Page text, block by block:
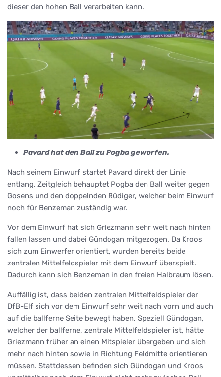
dieser den hohen Ball verarbeiten kann.
Pavard hat den Ball zu Pogba geworfen.
Nach seinem Einwurf startet Pavard direkt der Linie
entlang. Zeitgleich behauptet Pogba den Ball weiter gegen
Gosens und den doppelnden Rüdiger, welcher beim Einwurf
noch für Benzeman zuständig war.
Vor dem Einwurf hat sich Griezmann sehr weit nach hinten
fallen lassen und dabei Gündogan mitgezogen. Da Kroos
sich zum Einwerfer orientiert, wurden bereits beide
zentralen Mittelfeldspieler mit dem Einwurf überspielt.
Dadurch kann sich Benzeman in den freien Halbraum lösen.
Auffällig ist, dass beiden zentralen Mittelfeldspieler der
DfB-Elf sich vor dem Einwurf sehr weit nach vorn und auch
auf die ballferne Seite bewegt haben. Speziell Gündogan,
welcher der ballferne, zentrale Mittelfeldspieler ist, hätte
Griezmann früher an einen Mitspieler übergeben und sich
mehr nach hinten sowie in Richtung Feldmitte orientieren
müssen. Stattdessen befinden sich Gündogan und Kroos